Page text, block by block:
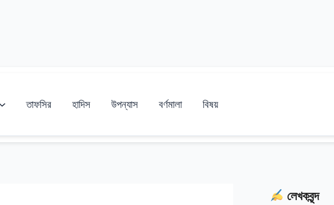
তাফসির হাদিস উপন্যাস বর্ণমালা বিষয়
লেখকবৃন্দ